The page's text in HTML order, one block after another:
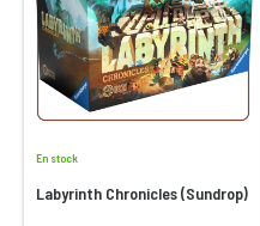
En stock
Labyrinth Chronicles (Sundrop)